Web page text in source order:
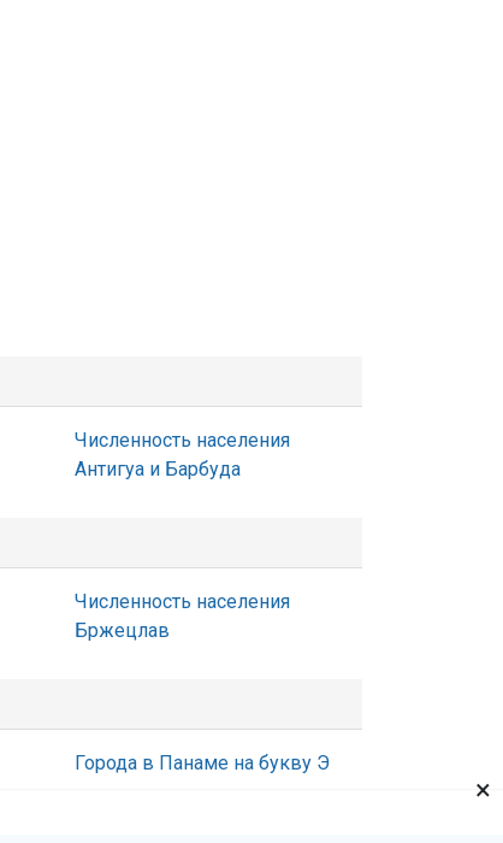
Численность населения
Антигуа и Барбуда
Численность населения
Бржецлав
Города в Панаме на букву Э
×